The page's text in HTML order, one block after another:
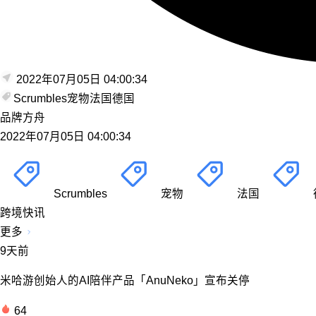
2022年07月05日 04:00:34
Scrumbles宠物法国 德国
品牌方舟
2022年07月05日 04:00:34
Scrumbles 宠物 法国
跨境快讯
更多
9天前
米哈游创始人的AI陪伴产品「AnuNeko」宣布关停
64